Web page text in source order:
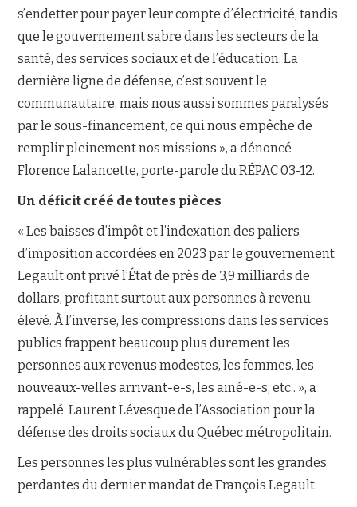
s’endetter pour payer leur compte d’électricité, tandis
que le gouvernement sabre dans les secteurs de la
santé, des services sociaux et de l’éducation. La
dernière ligne de défense, c’est souvent le
communautaire, mais nous aussi sommes paralysés
par le sous-financement, ce qui nous empêche de
remplir pleinement nos missions », a dénoncé
Florence Lalancette, porte-parole du RÉPAC 03-12.
Un déficit créé de toutes pièces
« Les baisses d’impôt et l’indexation des paliers
d’imposition accordées en 2023 par le gouvernement
Legault ont privé l’État de près de 3,9 milliards de
dollars, profitant surtout aux personnes à revenu
élevé. À l’inverse, les compressions dans les services
publics frappent beaucoup plus durement les
personnes aux revenus modestes, les femmes, les
nouveaux-velles arrivant-e-s, les ainé-e-s, etc.. », a
rappelé Laurent Lévesque de l’Association pour la
défense des droits sociaux du Québec métropolitain.
Les personnes les plus vulnérables sont les grandes
perdantes du dernier mandat de François Legault.